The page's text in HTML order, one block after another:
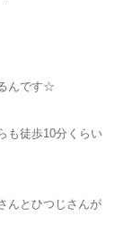
んです☆
も徒歩10分くらい
んとひつじさんが